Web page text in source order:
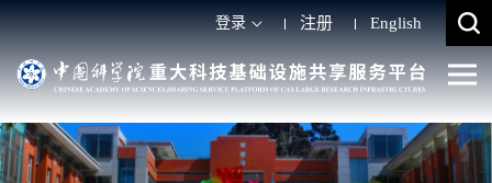
登录 注册 English